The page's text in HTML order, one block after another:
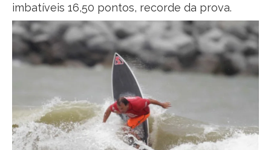
imbatíveis 16,50 pontos, recorde da prova.